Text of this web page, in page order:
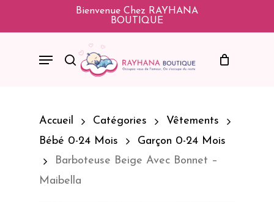
Bienvenue Chez RAYHANA
BOUTIQUE
Search
Menu
Accueil Catégories
Vêtements
Bébé 0-24 Mois
Garçon 0-24 Mois
Barboteuse Beige Avec Bonnet –
Maibella